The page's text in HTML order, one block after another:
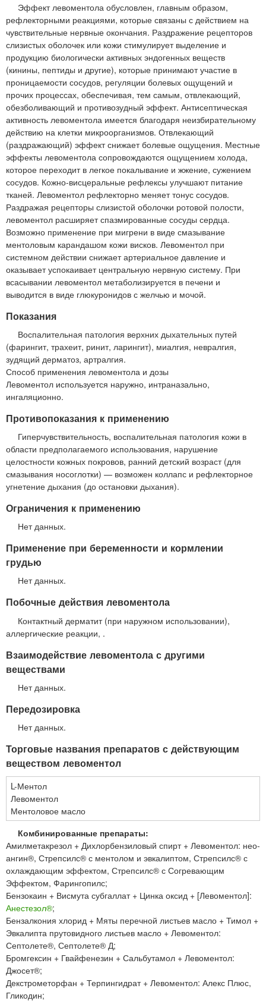
Эффект левоментола обусловлен, главным образом,
рефлекторными реакциями, которые связаны с действием на
чувствительные нервные окончания. Раздражение рецепторов
слизистых оболочек или кожи стимулирует выделение и
продукцию биологически активных эндогенных веществ
(кинины, пептиды и другие), которые принимают участие в
проницаемости сосудов, регуляции болевых ощущений и
прочих процессах, обеспечивая, тем самым, отвлекающий,
обезболивающий и противозудный эффект. Антисептическая
активность левоментола имеется благодаря неизбирательному
действию на клетки микроорганизмов. Отвлекающий
(раздражающий) эффект снижает болевые ощущения. Местные
эффекты левоментола сопровождаются ощущением холода,
которое переходит в легкое покалывание и жжение, сужением
сосудов. Кожно-висцеральные рефлексы улучшают питание
тканей. Левоментол рефлекторно меняет тонус сосудов.
Раздражая рецепторы слизистой оболочки ротовой полости,
левоментол расширяет спазмированные сосуды сердца.
Возможно применение при мигрени в виде смазывание
ментоловым карандашом кожи висков. Левоментол при
системном действии снижает артериальное давление и
оказывает успокаивает центральную нервную систему. При
всасывании левоментол метаболизируется в печени и
выводится в виде глюкуронидов с желчью и мочой.
Показания
Воспалительная патология верхних дыхательных путей
(фарингит, трахеит, ринит, ларингит), миалгия, невралгия,
зудящий дерматоз, артралгия.
Способ применения левоментола и дозы
Левоментол используется наружно, интраназально,
ингаляционно.
Противопоказания к применению
Гиперчувствительность, воспалительная патология кожи в
области предполагаемого использования, нарушение
целостности кожных покровов, ранний детский возраст (для
смазывания носоглотки) — возможен коллапс и рефлекторное
угнетение дыхания (до остановки дыхания).
Ограничения к применению
Нет данных.
Применение при беременности и кормлении
грудью
Нет данных.
Побочные действия левоментола
Контактный дерматит (при наружном использовании),
аллергические реакции, .
Взаимодействие левоментола с другими
веществами
Нет данных.
Передозировка
Нет данных.
Торговые названия препаратов с действующим
веществом левоментол
L-Ментол
Левоментол
Ментоловое масло
Комбинированные препараты:
Амилметакрезол + Дихлорбензиловый спирт + Левоментол: нео-
ангин®, Стрепсилс® с ментолом и эвкалиптом, Стрепсилс® с
охлаждающим эффектом, Стрепсилс® с Согревающим
Эффектом, Фарингопилс;
Бензокаин + Висмута субгаллат + Цинка оксид + [Левоментол]:
Анестезол®;
Бензалкония хлорид + Мяты перечной листьев масло + Тимол +
Эвкалипта прутовидного листьев масло + Левоментол:
Септолете®, Септолете® Д;
Бромгексин + Гвайфенезин + Сальбутамол + Левоментол:
Джосет®;
Декстрометорфан + Терпингидрат + Левоментол: Алекс Плюс,
Гликодин;